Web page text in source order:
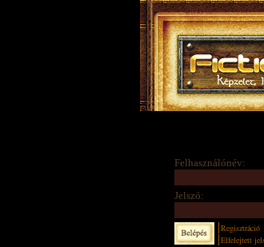
Felhasználónév:
Jelszó:
Regisztráció
Elfelejtett